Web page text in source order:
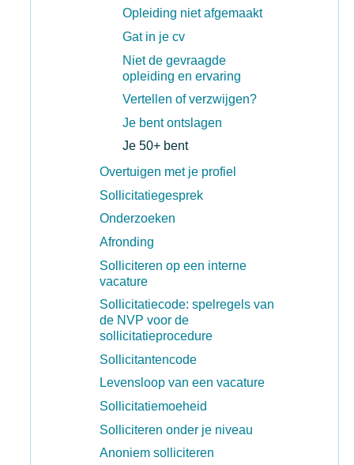
Opleiding niet afgemaakt
Gat in je cv
Niet de gevraagde
opleiding en ervaring
Vertellen of verzwijgen?
Je bent ontslagen
Je 50+ bent
Overtuigen met je profiel
Sollicitatiegesprek
Onderzoeken
Afronding
Solliciteren op een interne
vacature
Sollicitatiecode: spelregels van
de NVP voor de
sollicitatieprocedure
Sollicitantencode
Levensloop van een vacature
Sollicitatiemoeheid
Solliciteren onder je niveau
Anoniem solliciteren